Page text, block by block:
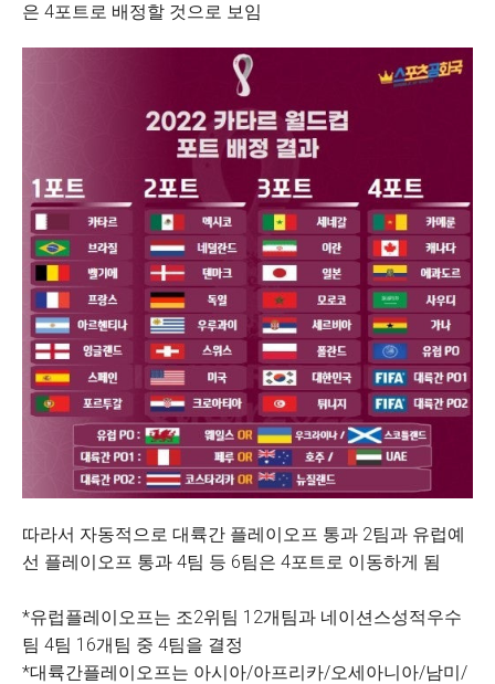
은 4포트로 배정할 것으로 보임
따라서 자동적으로 대륙간 플레이오프 통과 2팀과 유럽예
선 플레이오프 통과 4팀 등 6팀은 4포트로 이동하게 됨
*유럽플레이오프는 조2위팀 12개팀과 네이션스성적우수
팀 4팀 16개팀 중 4팀을 결정
*대륙간플레이오프는 아시아/아프리카/오세아니아/남미/